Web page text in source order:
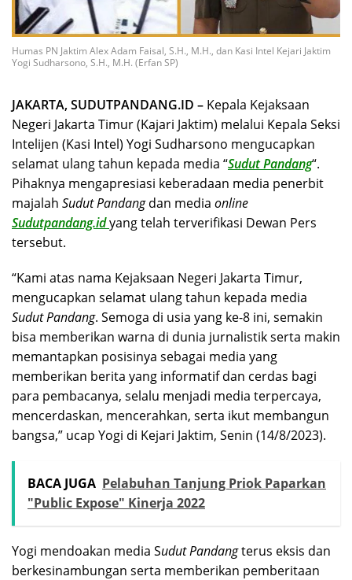
Humas PN Jaktim Alex Adam Faisal, S.H., M.H., dan Kasi Intel Kejari Jaktim
Yogi Sudharsono, S.H., M.H. (Erfan SP)
JAKARTA, SUDUTPANDANG.ID – Kepala Kejaksaan
Negeri Jakarta Timur (Kajari Jaktim) melalui Kepala Seksi
Intelijen (Kasi Intel) Yogi Sudharsono mengucapkan
selamat ulang tahun kepada media “Sudut Pandang“.
Pihaknya mengapresiasi keberadaan media penerbit
majalah Sudut Pandangdan media online
Sudutpandang.idyang telah terverifikasi Dewan Pers
tersebut.
“Kami atas nama Kejaksaan Negeri Jakarta Timur,
mengucapkan selamat ulang tahun kepada media
Sudut Pandang. Semoga di usia yang ke-8 ini, semakin
bisa memberikan warna di dunia jurnalistik serta makin
memantapkan posisinya sebagai media yang
memberikan berita yang informatif dan cerdas bagi
para pembacanya, selalu menjadi media terpercaya,
mencerdaskan, mencerahkan, serta ikut membangun
bangsa,” ucap Yogi di Kejari Jaktim, Senin (14/8/2023).
BACA JUGA Pelabuhan Tanjung Priok Paparkan
"Public Expose" Kinerja 2022
Yogi mendoakan media Sudut Pandangterus eksis dan
berkesinambungan serta memberikan pemberitaan